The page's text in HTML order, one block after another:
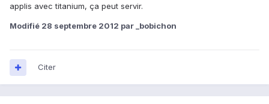
applis avec titanium, ça peut servir.
Modifié 28 septembre 2012 par _bobichon
Citer